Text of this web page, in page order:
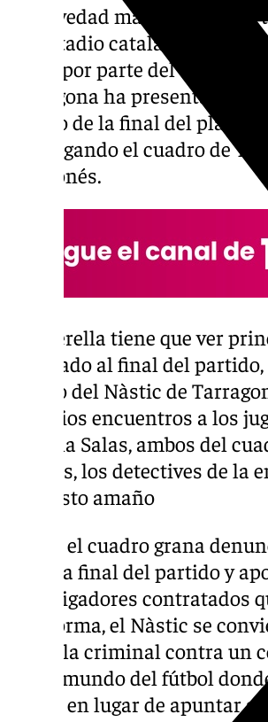
La novedad más reciente
del estadio catalán, puesto
penal por parte del club
Tarragona ha presentado
árbitro de la final del play-
, alegando el cuadro de
del leonés.
La querella tiene que ver
colegiado al final del
campo del Nàstic de
de varios encuentros a los
Concha Salas, ambos del
fuentes, los detectives de la
supuesto amaño
Desde el cuadro grana
Mallo a final del partido y
investigadores contratados
esta forma, el Nàstic se
querella criminal contra un
en un mundo del fútbol
jueces en lugar de apuntar al